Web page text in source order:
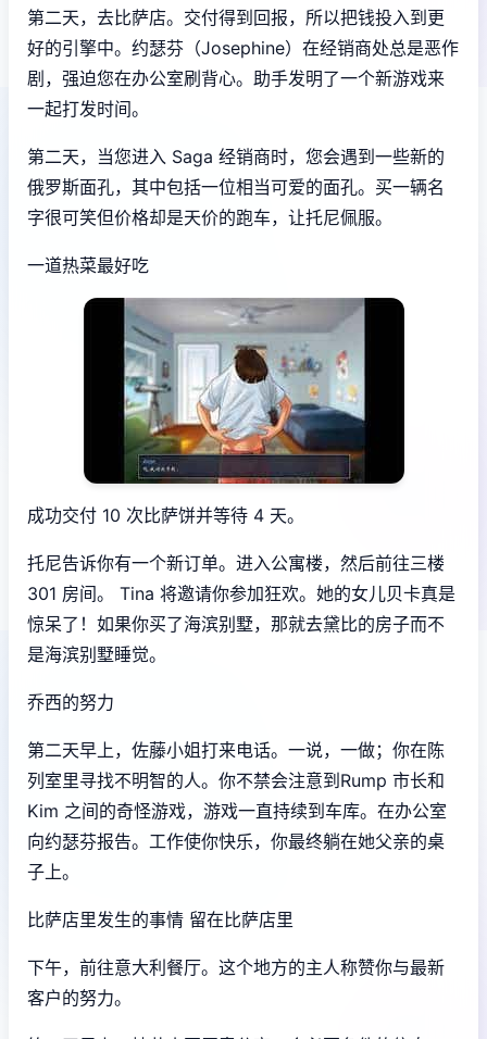
第二天，去比萨店。交付得到回报，所以把钱投入到更
好的引擎中。约瑟芬（Josephine）在经销商处总是恶作
剧，强迫您在办公室刷背心。助手发明了一个新游戏来
一起打发时间。
第二天，当您进入 Saga 经销商时，您会遇到一些新的
俄罗斯面孔，其中包括一位相当可爱的面孔。买一辆名
字很可笑但价格却是天价的跑车，让托尼佩服。
一道热菜最好吃
成功交付 10 次比萨饼并等待 4 天。
托尼告诉你有一个新订单。进入公寓楼，然后前往三楼
301 房间。 Tina 将邀请你参加狂欢。她的女儿贝卡真是
惊呆了！如果你买了海滨别墅，那就去黛比的房子而不
是海滨别墅睡觉。
乔西的努力
第二天早上，佐藤小姐打来电话。一说，一做；你在陈
列室里寻找不明智的人。你不禁会注意到Rump 市长和
Kim 之间的奇怪游戏，游戏一直持续到车库。在办公室
向约瑟芬报告。工作使你快乐，你最终躺在她父亲的桌
子上。
比萨店里发生的事情 留在比萨店里
下午，前往意大利餐厅。这个地方的主人称赞你与最新
客户的努力。